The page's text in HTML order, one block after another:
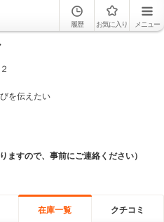
履歴 お気に入り メニュー
を伝えたい
ますので、事前にご連絡ください）
在庫一覧 クチコミ